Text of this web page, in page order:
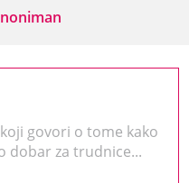
govori o tome kako
dobar za trudnice...